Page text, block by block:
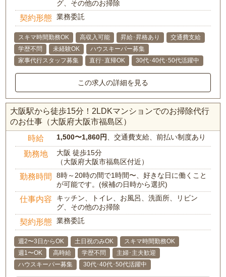
グ、その他のお掃除
契約形態 業務委託
スキマ時間勤務OK 高収入可能 昇給･昇格あり
交通費支給
学歴不問
未経験OK
ハウスキーパー募集
家事代行スタッフ募集
直行･直帰OK 30代･40代･50代活躍中
この求人の詳細を見る
大阪駅から徒歩15分！2LDKマンションでのお掃除代行
のお仕事（大阪府大阪市福島区）
時給 1,500〜1,860円、交通費支給、前払い制度あり
勤務地
大阪 徒歩15分
（大阪府大阪市福島区付近）
勤務時間
8時～20時の間で1時間〜、好きな日に働くこと
が可能です。(候補の日時から選択)
仕事内容
キッチン、トイレ、お風呂、洗面所、リビン
グ、その他のお掃除
契約形態 業務委託
週2〜3日からOK 土日祝のみOK
スキマ時間勤務OK
週1〜OK
高時給 学歴不問
主婦･主夫歓迎
ハウスキーパー募集
30代･40代･50代活躍中